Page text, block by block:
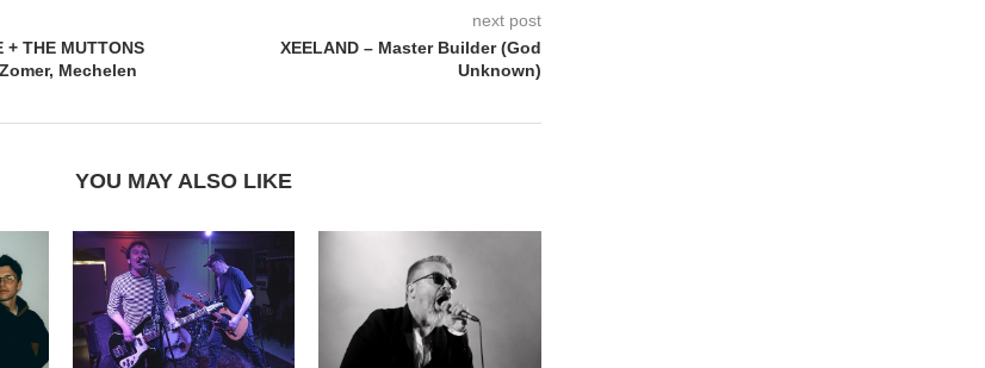
+ THE MUTTONS
Mechelen
next post
XEELAND – Master Builder (God
Unknown)
YOU MAY ALSO LIKE